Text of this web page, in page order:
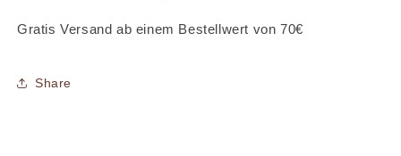
Gratis Versand ab einem Bestellwert von 70€
Share